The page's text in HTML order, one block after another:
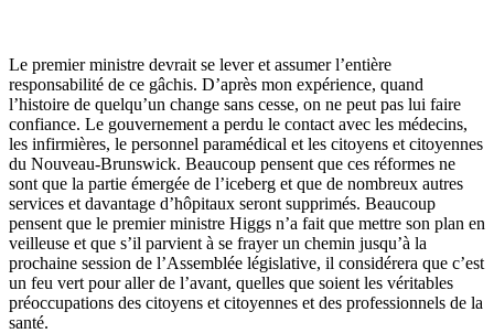
Le premier ministre devrait se lever et assumer l’entière
responsabilité de ce gâchis. D’après mon expérience, quand
l’histoire de quelqu’un change sans cesse, on ne peut pas lui faire
confiance. Le gouvernement a perdu le contact avec les médecins,
les infirmières, le personnel paramédical et les citoyens et citoyennes
du Nouveau-Brunswick. Beaucoup pensent que ces réformes ne
sont que la partie émergée de l’iceberg et que de nombreux autres
services et davantage d’hôpitaux seront supprimés. Beaucoup
pensent que le premier ministre Higgs n’a fait que mettre son plan en
veilleuse et que s’il parvient à se frayer un chemin jusqu’à la
prochaine session de l’Assemblée législative, il considérera que c’est
un feu vert pour aller de l’avant, quelles que soient les véritables
préoccupations des citoyens et citoyennes et des professionnels de la
santé.